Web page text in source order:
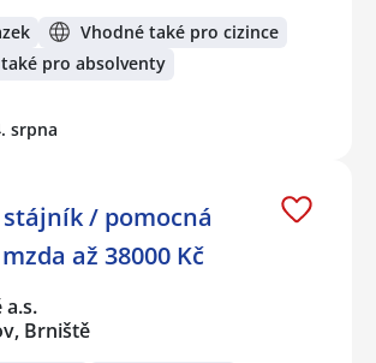
Vhodné také pro cizince
pro absolventy
srpna
/ pomocná
až 38000 Kč
a.s.
Brniště